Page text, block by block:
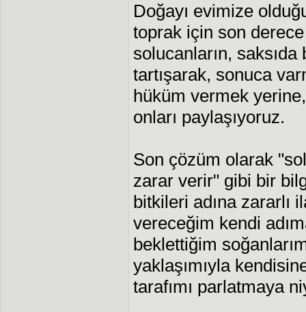
Doğayı evimize
toprak için son
solucanların,
tartışarak, sonuca
hüküm vermek
onları paylaşıyoruz.
Son çözüm olarak
zarar verir" gibi bir
bitkileri adına zararlı
vereceğim kendi
beklettiğim
yaklaşımıyla
tarafımı parlatmaya